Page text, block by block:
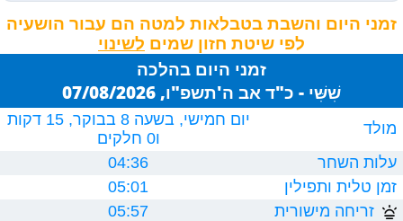
זמני היום והשבת בטבלאות למטה הם עבור הושעיה
לפי שיטת חזון שמים
זמני היום בהלכה
שִׁשִּׁי - כ"ד אב ה'תשפ"ו, 07/08/2026
מולד
יום חמישי, בשעה 8 בבוקר, 15 דקות
ו0 חלקים
עלות השחר
04:36
זמן טלית ותפילין
05:01
זריחה מישורית
05:57